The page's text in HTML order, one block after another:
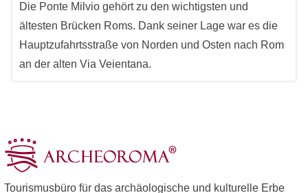
Die Ponte Milvio gehört zu den wichtigsten und
ältesten Brücken Roms. Dank seiner Lage war es die
Hauptzufahrtsstraße von Norden und Osten nach Rom
an der alten Via Veientana.
Tourismusbüro für das archäologische und kulturelle Erbe